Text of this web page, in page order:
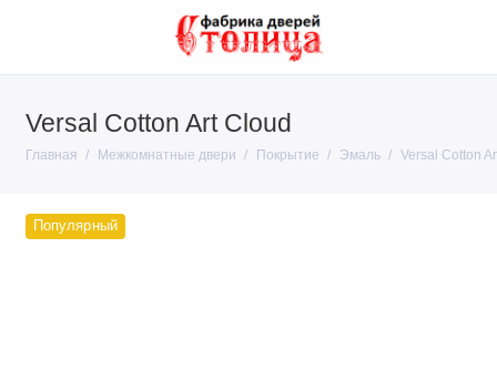
Versal Cotton Art Cloud
Главная Межкомнатные двери Покрытие Эмаль Versal Cotton
Покрытие
Производители
Популярный